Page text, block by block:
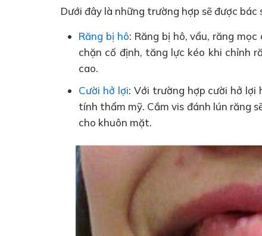
Dưới đây là những trường hợp sẽ được bác
Răng bị hô: Răng bị hô, vẩu, răng
chặn cố định, tăng lực kéo khi chỉnh
cao.
Cười hở lợi: Với trường hợp cười hở
tính thẩm mỹ. Cắm vis đánh lún răng
cho khuôn mặt.